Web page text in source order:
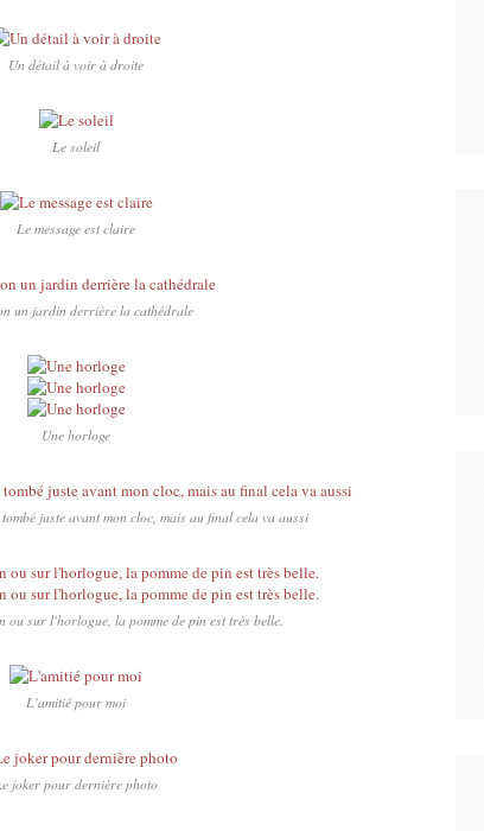
Un détail à voir à droite
Le soleil
Le message est claire
un jardin derrière la cathédrale
Une horloge
juste avant mon cloc, mais au final cela va aussi
ou sur l'horlogue, la pomme de pin est très belle.
L'amitié pour moi
joker pour dernière photo